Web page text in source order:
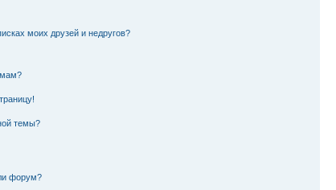
моих друзей и недругов?
темы?
форум?